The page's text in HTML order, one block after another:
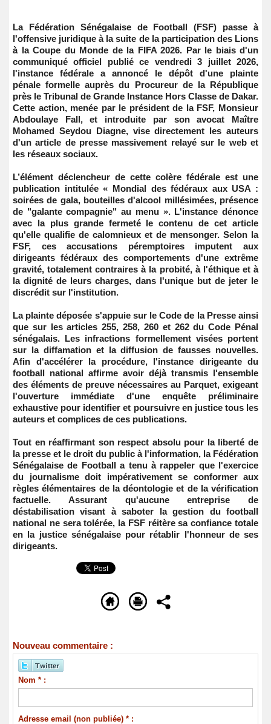
La Fédération Sénégalaise de Football (FSF) passe à
l'offensive juridique à la suite de la participation des Lions
à la Coupe du Monde de la FIFA 2026. Par le biais d'un
communiqué officiel publié ce vendredi 3 juillet 2026,
l'instance fédérale a annoncé le dépôt d'une plainte
pénale formelle auprès du Procureur de la République
près le Tribunal de Grande Instance Hors Classe de Dakar.
Cette action, menée par le président de la FSF, Monsieur
Abdoulaye Fall, et introduite par son avocat Maître
Mohamed Seydou Diagne, vise directement les auteurs
d'un article de presse massivement relayé sur le web et
les réseaux sociaux.
L’élément déclencheur de cette colère fédérale est une
publication intitulée « Mondial des fédéraux aux USA :
soirées de gala, bouteilles d'alcool millésimées, présence
de "galante compagnie" au menu ». L'instance dénonce
avec la plus grande fermeté le contenu de cet article
qu'elle qualifie de calomnieux et de mensonger. Selon la
FSF, ces accusations péremptoires imputent aux
dirigeants fédéraux des comportements d'une extrême
gravité, totalement contraires à la probité, à l'éthique et à
la dignité de leurs charges, dans l'unique but de jeter le
discrédit sur l'institution.
La plainte déposée s'appuie sur le Code de la Presse ainsi
que sur les articles 255, 258, 260 et 262 du Code Pénal
sénégalais. Les infractions formellement visées portent
sur la diffamation et la diffusion de fausses nouvelles.
Afin d'accélérer la procédure, l'instance dirigeante du
football national affirme avoir déjà transmis l'ensemble
des éléments de preuve nécessaires au Parquet, exigeant
l'ouverture immédiate d'une enquête préliminaire
exhaustive pour identifier et poursuivre en justice tous les
auteurs et complices de ces publications.
Tout en réaffirmant son respect absolu pour la liberté de
la presse et le droit du public à l'information, la Fédération
Sénégalaise de Football a tenu à rappeler que l'exercice
du journalisme doit impérativement se conformer aux
règles élémentaires de la déontologie et de la vérification
factuelle. Assurant qu'aucune entreprise de
déstabilisation visant à saboter la gestion du football
national ne sera tolérée, la FSF réitère sa confiance totale
en la justice sénégalaise pour rétablir l'honneur de ses
dirigeants.
Nouveau commentaire :
Nom * :
Adresse email (non publiée) * :